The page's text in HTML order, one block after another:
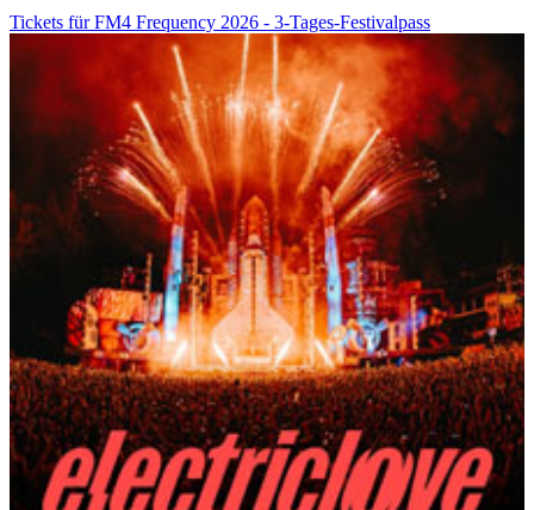
Tickets für FM4 Frequency 2026 - 3-Tages-Festivalpass